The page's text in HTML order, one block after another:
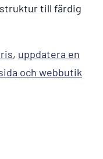
till färdig
, uppdatera en
och webbutik